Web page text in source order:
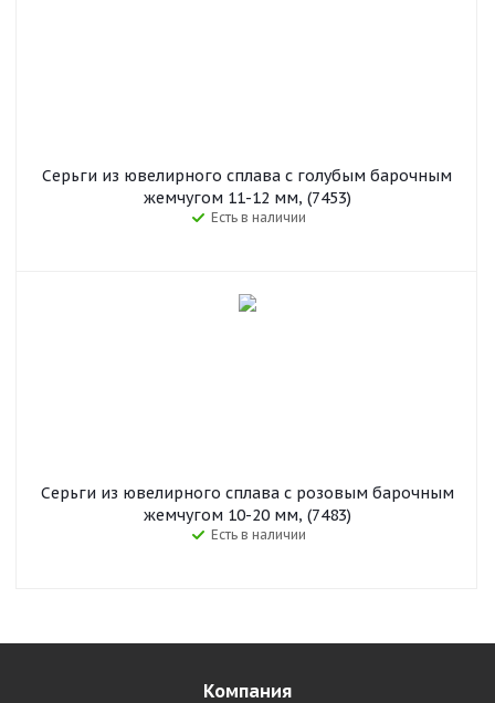
Серьги из ювелирного сплава с голубым барочным
жемчугом 11-12 мм, (7453)
Есть в наличии
Серьги из ювелирного сплава с розовым барочным
жемчугом 10-20 мм, (7483)
Есть в наличии
Компания